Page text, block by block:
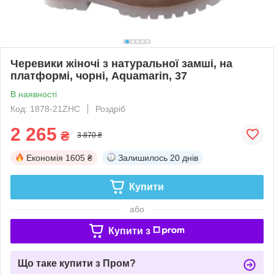
Черевики жіночі з натуральної замші, на
платформі, чорні, Aquamarin, 37
В наявності
Код: 1878-21ZHC
Роздріб
2 265 ₴ 3 870 ₴
Економія 1605 ₴ Залишилось 20 днів
Купити
або
Купити з
Що таке купити з Пром?